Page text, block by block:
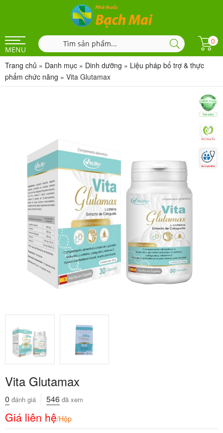
MENU
0
Trang chủ » Danh mục » Dinh dưỡng » Liệu pháp bổ trợ & thực
phẩm chức năng » Vita Glutamax
Vita Glutamax
0 đánh giá 546 đã xem
Giá liên hệ/Hộp